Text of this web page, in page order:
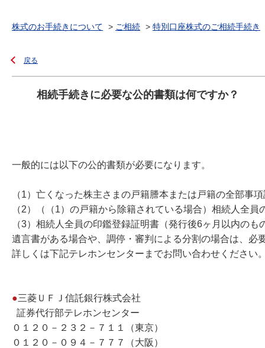
株式のお手続きについて > ご相続 > 特別口座株式のご相続手続き
戻る
相続手続きに必要な公的書類は何ですか？
一般的には以下の公的書類が必要になります。
（1）亡くなった株主さまの戸籍謄本または戸籍の全部事
（2）（（1）の戸籍から除籍されている場合）相続人全
（3）相続人全員の印鑑登録証明書（発行後6ヶ月以内のも
遺言書がある場合や、調停・審判による分割の場合は、必
詳しくは下記テレホンセンターまでお問い合わせください
●三菱ＵＦＪ信託銀行株式会社
証券代行部テレホンセンター
０１２０－２３２－７１１（東京）
０１２０－０９４－７７７（大阪）